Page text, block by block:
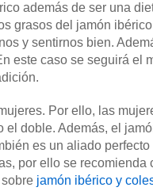
además de ser una
grasos del jamón
y sentirnos bien.
este caso se seguirá el
Por ello, las
doble. Además, el
es un aliado
por ello se recomienda
jamón ibérico y